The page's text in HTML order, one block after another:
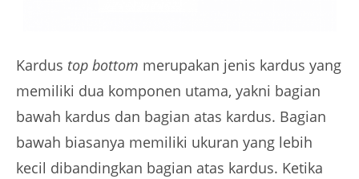
Kardus top bottom merupakan jenis kardus yang
memiliki dua komponen utama, yakni bagian
bawah kardus dan bagian atas kardus. Bagian
bawah biasanya memiliki ukuran yang lebih
kecil dibandingkan bagian atas kardus. Ketika